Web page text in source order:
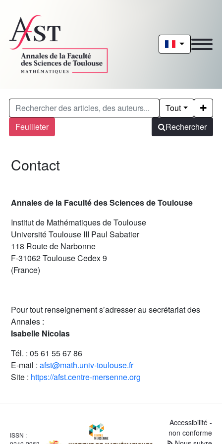
Feuilleter
Tout
Rechercher
Contact
Annales de la Faculté des Sciences de Toulouse
Institut de Mathématiques de Toulouse
Université Toulouse III Paul Sabatier
118 Route de Narbonne
F-31062 Toulouse Cedex 9
(France)
Pour tout renseignement s’adresser au secrétariat des
Annales :
Isabelle Nicolas
Tél. : 05 61 55 67 86
E-mail : afst@math.univ-toulouse.fr
Site : https://afst.centre-mersenne.org
ISSN :
Accessibilité -
non conforme